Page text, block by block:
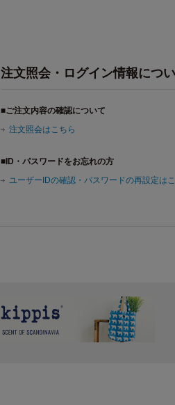
注文照会・ログイン情報につ
■ご注文内容の確認について
注文照会はこちら
■ID・パスワードをお忘れの方
ユーザーIDの確認・パスワードの再設定は